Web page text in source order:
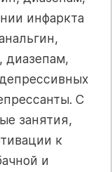
инфаркта
диазепам,
С
занятия,
к
и